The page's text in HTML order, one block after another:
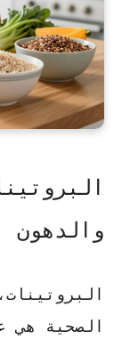
والدهون
الصحية هي